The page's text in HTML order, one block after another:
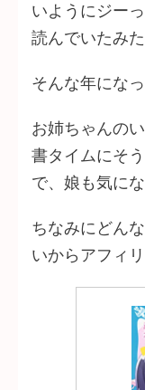
いようにジー
読んでいたみた
そんな年にな
お姉ちゃんの
書タイムにそ
で、娘も気に
ちなみにどん
いからアフィ